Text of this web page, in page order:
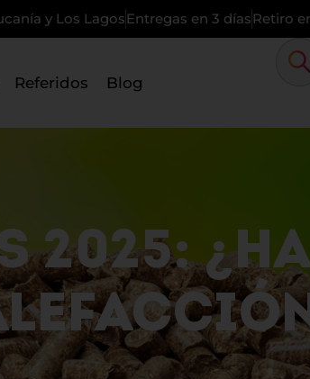
y Los Lagos Entregas en 3 días Retiro
Referidos Blog
2025: